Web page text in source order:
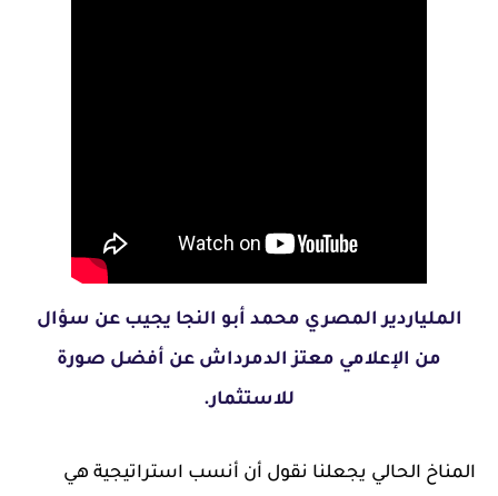
الملياردير المصري محمد أبو النجا يجيب عن سؤال
من الإعلامي معتز الدمرداش عن أفضل صورة
للاستثمار.
المناخ الحالي يجعلنا نقول أن أنسب استراتيجية هي